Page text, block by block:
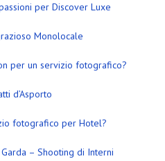
per Discover Luxe
Monolocale
per un servizio fotografico?
d’Asporto
fotografico per Hotel?
– Shooting di Interni